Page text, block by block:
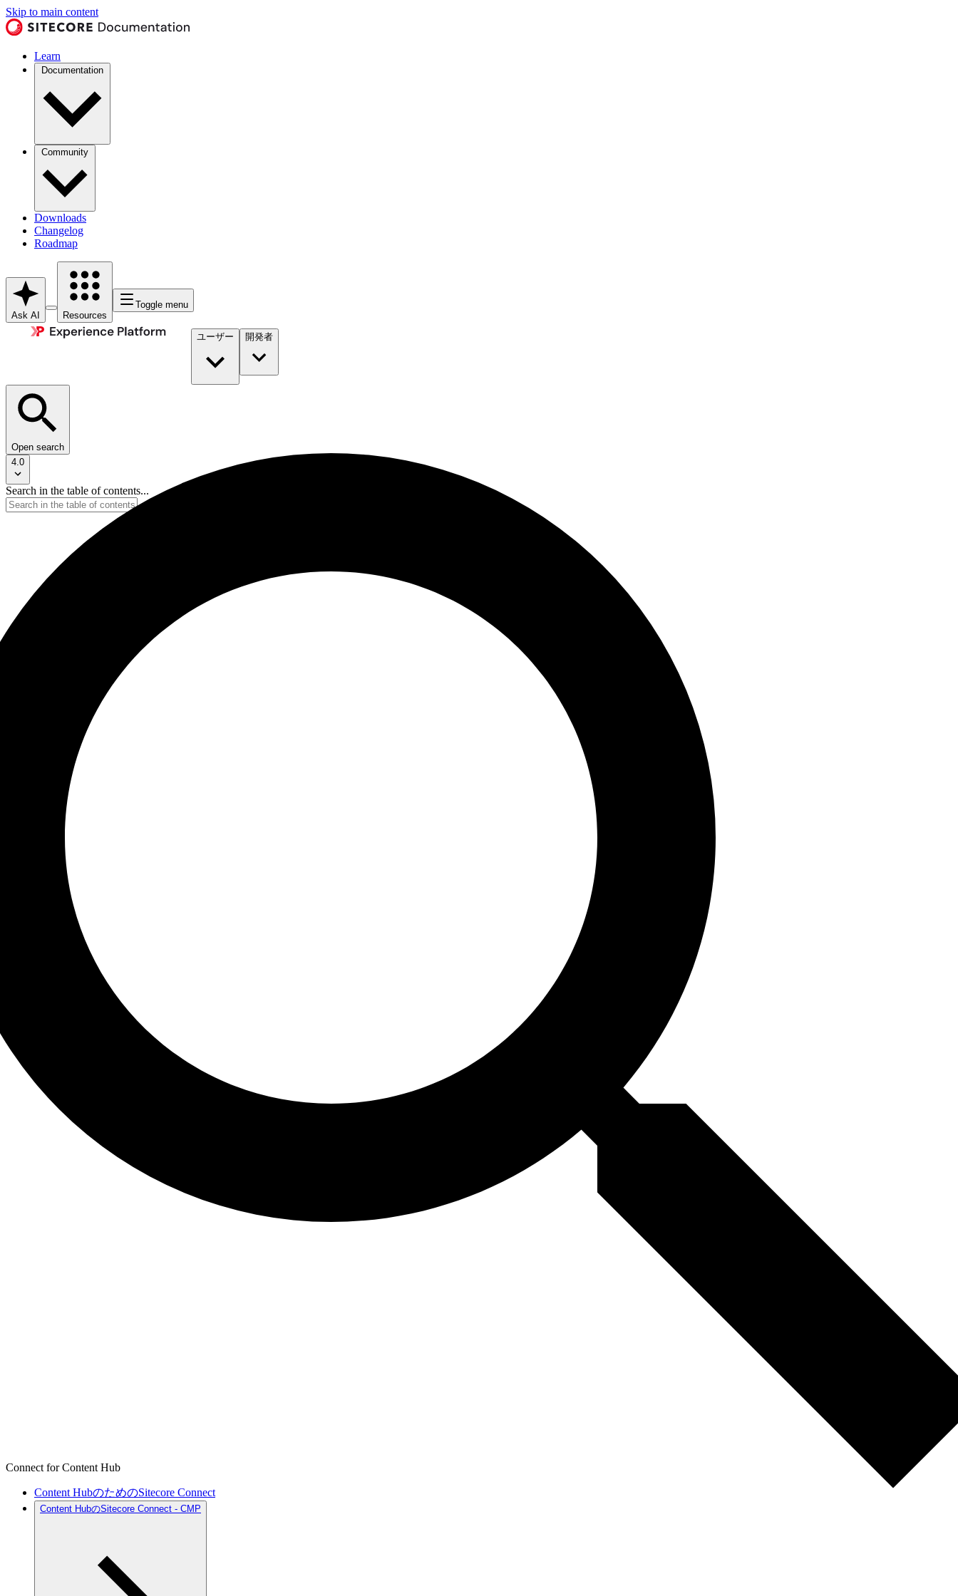
Skip to main content
Learn
Documentation
Community
Downloads
Changelog
Roadmap
Ask AI Resources
Toggle menu
ユーザー 開発者​
Open search
4.0
Search in the table of contents...
Connect for Content Hub
Content HubのためのSitecore Connect
Content HubのSitecore Connect - CMP